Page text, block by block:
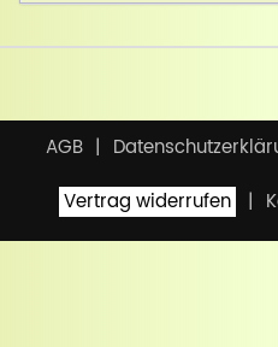
AGB
Vertrag widerrufen